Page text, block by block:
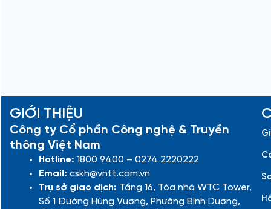
GIỚI THIỆU
Công ty Cổ phần Công nghệ & Truyền
thông Việt Nam
Hotline: 1800 9400 – 0274 2220222
Email: cskh@vntt.com.vn
Trụ sở giao dịch: Tầng 16, Tòa nhà WTC Tower,
Số 1 Đường Hùng Vương, Phường Bình Dương,